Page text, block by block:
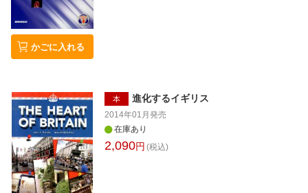
かごに入れる
本 進化するイギリス
2014年01月 発売
在庫あり
2,090円 (税込)